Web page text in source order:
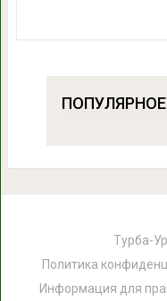
ПОПУЛЯРНОЕ
Турба-
Политика
Информация для